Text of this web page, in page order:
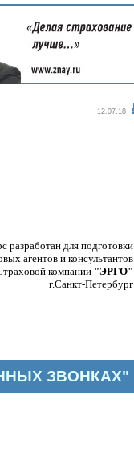
12.07.18
разработан для подготовки
агентов и консультантов
компании "ЭРГО"
г.Санкт-Петербург
ЗВОНКАХ"